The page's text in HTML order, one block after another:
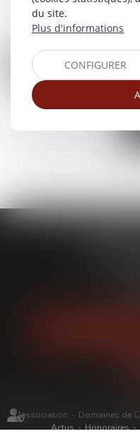
L'association Domaines de
Actus
Honoraires
du site.
Plus d'informations
CONFIGURER